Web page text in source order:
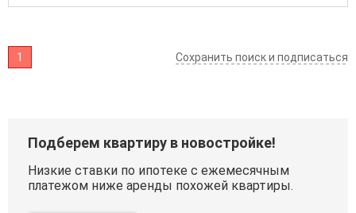
1 Сохранить поиск и подписаться
Подберем квартиру в новостройке!
Низкие ставки по ипотеке с ежемесячным
платежом ниже аренды похожей квартиры.